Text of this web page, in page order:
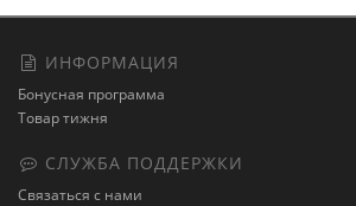
ИНФОРМАЦИЯ
Бонусная программа
Товар тижня
СЛУЖБА ПОДДЕРЖКИ
Связаться с нами